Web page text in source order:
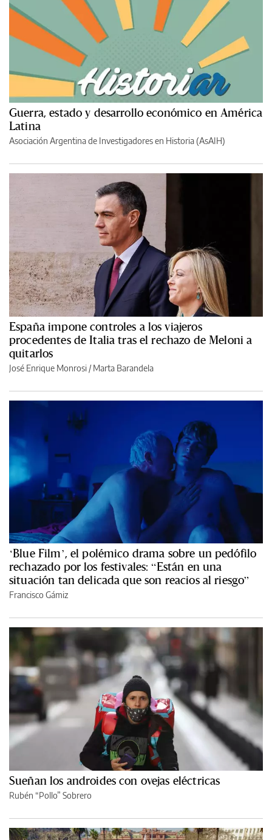
Guerra, estado y desarrollo económico en América
Latina
Asociación Argentina de Investigadores en Historia (AsAIH)
España impone controles a los viajeros
procedentes de Italia tras el rechazo de Meloni a
quitarlos
José Enrique Monrosi / Marta Barandela
‘Blue Film’, el polémico drama sobre un pedófilo
rechazado por los festivales: “Están en una
situación tan delicada que son reacios al riesgo”
Francisco Gámiz
Sueñan los androides con ovejas eléctricas
Rubén “Pollo” Sobrero